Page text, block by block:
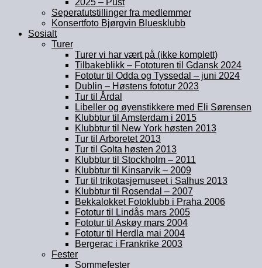
Seperatutstillinger fra medlemmer
Konsertfoto Bjørgvin Bluesklubb
Sosialt
Turer
Turer vi har vært på (ikke komplett)
Tilbakeblikk – Fototuren til Gdansk 2024
Fototur til Odda og Tyssedal – juni 2024
Dublin – Høstens fototur 2023
Tur til Årdal
Libeller og øyenstikkere med Eli Sørensen
Klubbtur til Amsterdam i 2015
Klubbtur til New York høsten 2013
Tur til Arboretet 2013
Tur til Golta høsten 2013
Klubbtur til Stockholm – 2011
Klubbtur til Kinsarvik – 2009
Tur til trikotasjemuseet i Salhus 2013
Klubbtur til Rosendal – 2007
Bekkalokket Fotoklubb i Praha 2006
Fototur til Lindås mars 2005
Fototur til Askøy mars 2004
Fototur til Herdla mai 2004
Bergerac i Frankrike 2003
Fester
Sommefester